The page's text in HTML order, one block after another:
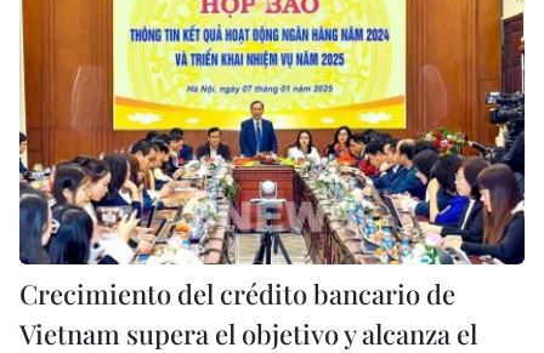
Crecimiento del crédito bancario de
Vietnam supera el objetivo y alcanza el